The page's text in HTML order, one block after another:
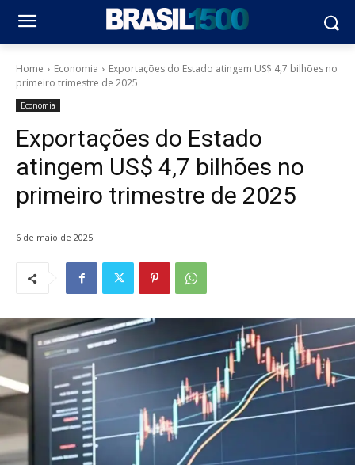
Home Economia
Exportações do Estado atingem US$ 4,7 bilhões no
primeiro trimestre de 2025
Economia
Exportações do Estado
atingem US$ 4,7 bilhões no
primeiro trimestre de 2025
6 de maio de 2025